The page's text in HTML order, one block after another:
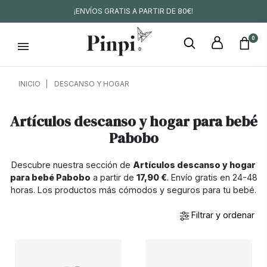
¡ENVÍOS GRATIS A PARTIR DE 80€!
0
INICIO DESCANSO Y HOGAR
Artículos descanso y hogar para bebé
Pabobo
Descubre nuestra sección de Artículos descanso y hogar
para bebé Pabobo a partir de 17,90 €. Envío gratis en 24-48
horas. Los productos más cómodos y seguros para tu bebé.
Filtrar y ordenar